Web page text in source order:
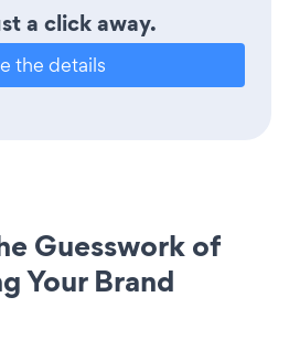
a click away.
the details
Guesswork of
Your Brand